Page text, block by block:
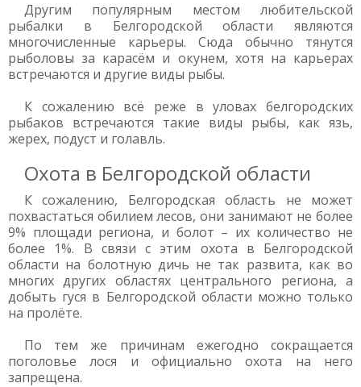
Другим популярным местом любительской
рыбалки в Белгородской области являются
многочисленные карьеры. Сюда обычно тянутся
рыболовы за карасём и окунем, хотя на карьерах
встречаются и другие виды рыбы.
К сожалению всё реже в уловах белгородских
рыбаков встречаются такие виды рыбы, как язь,
жерех, подуст и голавль.
Охота в Белгородской области
К сожалению, Белгородская область не может
похвастаться обилием лесов, они занимают не более
9% площади региона, и болот – их количество не
более 1%. В связи с этим охота в Белгородской
области на болотную дичь не так развита, как во
многих других областях центрального региона, а
добыть гуся в Белгородской области можно только
на пролёте.
По тем же причинам ежегодно сокращается
поголовье лося и официально охота на него
запрещена.